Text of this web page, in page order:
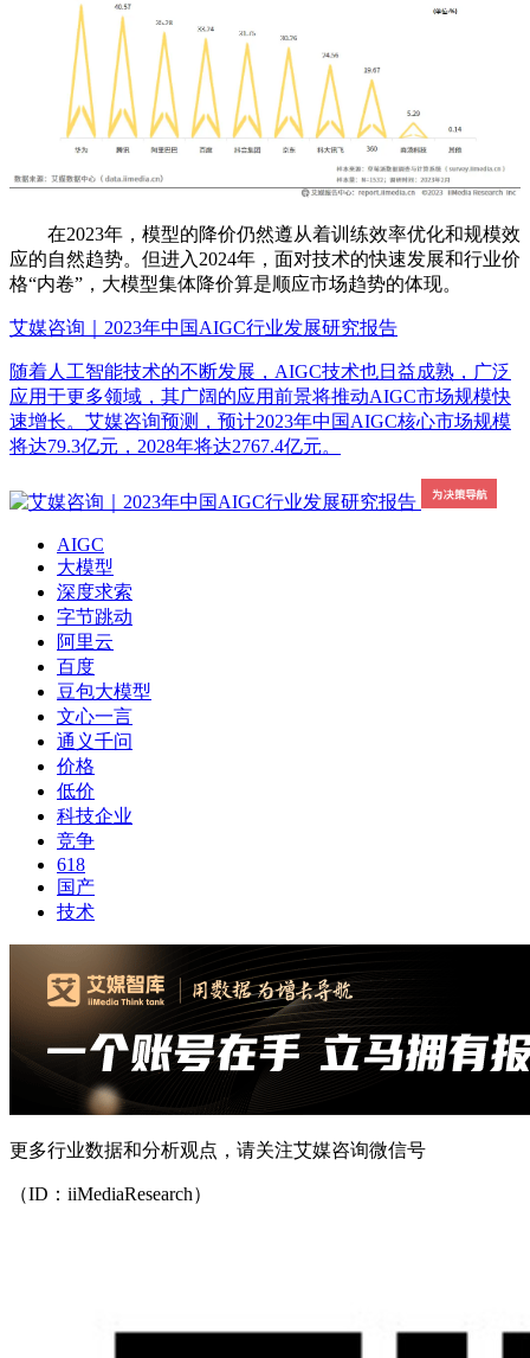
在2023年，模型的降价仍然遵从着训练效率优化和规模效
应的自然趋势。但进入2024年，面对技术的快速发展和行业价
格“内卷”，大模型集体降价算是顺应市场趋势的体现。
艾媒咨询｜2023年中国AIGC行业发展研究报告
随着人工智能技术的不断发展，AIGC技术也日益成熟，广泛
应用于更多领域，其广阔的应用前景将推动AIGC市场规模快
速增长。艾媒咨询预测，预计2023年中国AIGC核心市场规模
将达79.3亿元，2028年将达2767.4亿元。
AIGC
大模型
深度求索
字节跳动
阿里云
百度
豆包大模型
文心一言
通义千问
价格
低价
科技企业
竞争
618
国产
技术
更多行业数据和分析观点，请关注艾媒咨询微信号
（ID：iiMediaResearch）